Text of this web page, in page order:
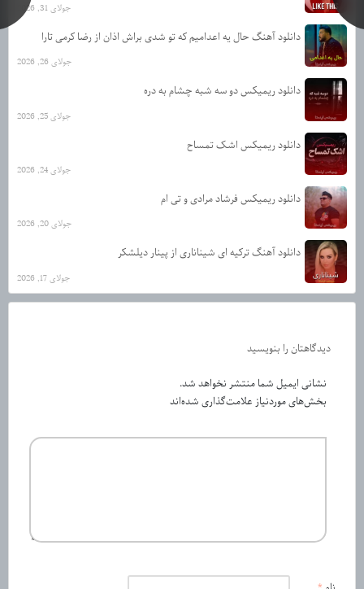
جولای 31, 2026
دانلود آهنگ حال یه اعدامیم که تو شدی براش اذان از رضا کرمی تارا
جولای 26, 2026
دانلود ریمیکس دو سه شبه چشام به دره
جولای 25, 2026
دانلود ریمیکس اشک تمساح
جولای 24, 2026
دانلود ریمیکس فرشاد مرادی و تی ام
جولای 20, 2026
دانلود آهنگ ترکیه ای شیناناری از پینار دیلشکر
جولای 17, 2026
دیدگاهتان را بنویسید
نشانی ایمیل شما منتشر نخواهد شد.
بخش‌های موردنیاز علامت‌گذاری شده‌اند